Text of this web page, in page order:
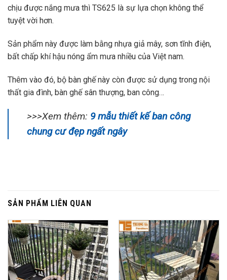
chịu được nắng mưa thì TS625 là sự lựa chọn không thể
tuyệt vời hơn.
Sản phẩm này được làm bằng nhựa giả mây, sơn tĩnh điện,
bất chấp khí hậu nóng ẩm mưa nhiều của Việt nam.
Thêm vào đó, bộ bàn ghế này còn được sử dụng trong nội
thất gia đình, bàn ghế sân thượng, ban công…
>>>Xem thêm: 9 mẫu thiết kế ban công
chung cư đẹp ngất ngây
SẢN PHẨM LIÊN QUAN